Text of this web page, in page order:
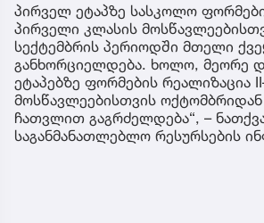
პირველ ეტაპზე სასკოლო
პირველი კლასის
სექტემბრის პერიოდში მთელი
განხორციელდება. ხოლო, მეორე
ეტაპებზე ფორმების რეალიზაცია
მოსწავლეებისთვის
ჩათვლით გაგრძელდება“, –
საგანმანათლებლო რესურსების